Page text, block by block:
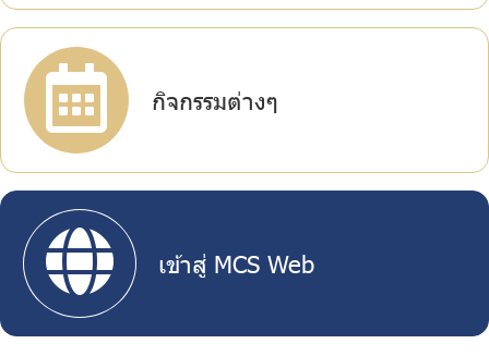
ไทย | Eng
กิจกรรมต่างๆ
เข้าสู่ MCS Web